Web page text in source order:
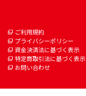
ご利用規約
プライバシーポリシー
資金決済法に基づく表示
特定商取引法に基づく表示
お問い合わせ